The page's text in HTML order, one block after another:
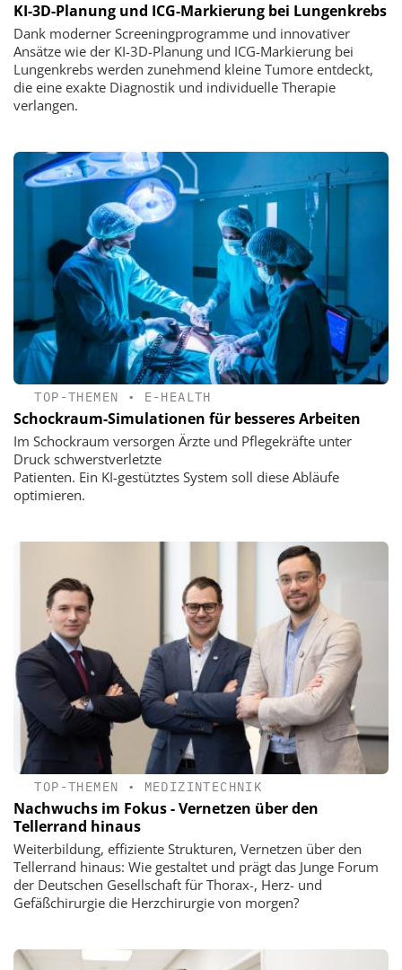
KI-3D-Planung und ICG-Markierung bei Lungenkrebs
Dank moderner Screeningprogramme und innovativer
Ansätze wie der KI-3D-Planung und ICG-Markierung bei
Lungenkrebs werden zunehmend kleine Tumore entdeckt,
die eine exakte Diagnostik und individuelle Therapie
verlangen.
TOP-THEMEN • E-HEALTH
Schockraum-Simulationen für besseres Arbeiten
Im Schockraum versorgen Ärzte und Pflegekräfte unter
Druck schwerstverletzte
Patienten. Ein KI-gestütztes System soll diese Abläufe
optimieren.
TOP-THEMEN • MEDIZINTECHNIK
Nachwuchs im Fokus - Vernetzen über den
Tellerrand hinaus
Weiterbildung, effiziente Strukturen, Vernetzen über den
Tellerrand hinaus: Wie gestaltet und prägt das Junge Forum
der Deutschen Gesellschaft für Thorax-, Herz- und
Gefäßchirurgie die Herzchirurgie von morgen?